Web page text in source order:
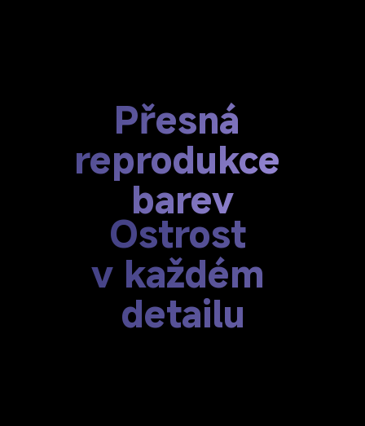
Přesná
reprodukce
barev
Ostrost
v každém
detailu